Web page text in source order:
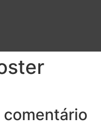
comentário